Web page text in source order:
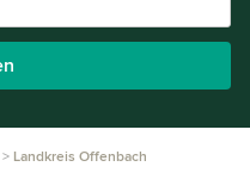
Landkreis Offenbach